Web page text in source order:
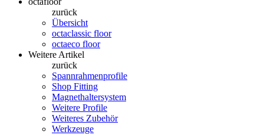
zurück
Übersicht
octaclassic floor
octaeco floor
Weitere Artikel
zurück
Spannrahmenprofile
Shop Fitting
Magnethaltersystem
Weitere Profile
Weiteres Zubehör
Werkzeuge